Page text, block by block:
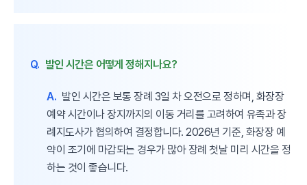
Q. 발인 시간은 어떻게 정해지나요?
A. 발인 시간은 보통 장례 3일 차 오전으로 정하며, 화장장
예약 시간이나 장지까지의 이동 거리를 고려하여 유족과 장
례지도사가 협의하여 결정합니다. 2026년 기준, 화장장 예
약이 조기에 마감되는 경우가 많아 장례 첫날 미리 시간을 정
하는 것이 좋습니다.